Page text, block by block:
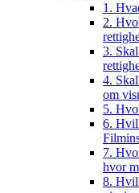
1.
2.
3.
4.
om
5.
6.
7.
hvor
8.